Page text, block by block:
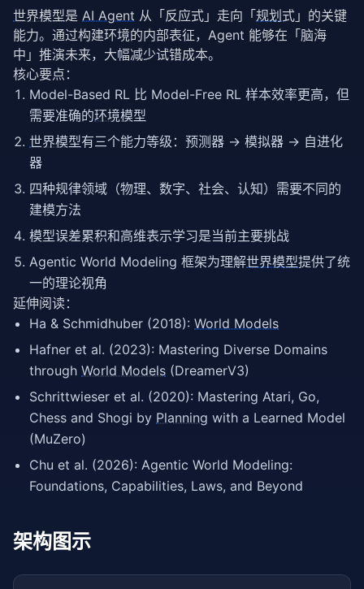
世界模型是 AI Agent 从「反应式」走向「 规划 式」的关键
能力。通过构建环境的内部表征，Agent 能够在「脑海
中」推演未来，大幅减少试错成本。
核心要点：
Model-Based RL 比 Model-Free RL 样本效率更高，但
需要准确的环境模型
世界模型有三个能力等级：预测器 → 模拟器 → 自进化
器
四种规律领域（物理、数字、社会、认知）需要不同的
建模方法
模型误差累积和高维表示学习是当前主要挑战
Agentic World Modeling 框架为理解世界模型提供了统
一的理论视角
延伸阅读：
Ha & Schmidhuber (2018): World Models
Hafner et al. (2023): Mastering Diverse Domains
through World Models (DreamerV3)
Schrittwieser et al. (2020): Mastering Atari, Go,
Chess and Shogi by Planning with a Learned Model
(MuZero)
Chu et al. (2026): Agentic World Modeling:
Foundations, Capabilities, Laws, and Beyond
架构图示